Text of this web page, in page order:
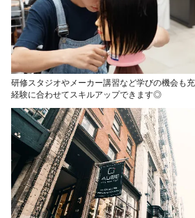
研修スタジオやメーカー講習など学びの機会も充
経験に合わせてスキルアップできます◎